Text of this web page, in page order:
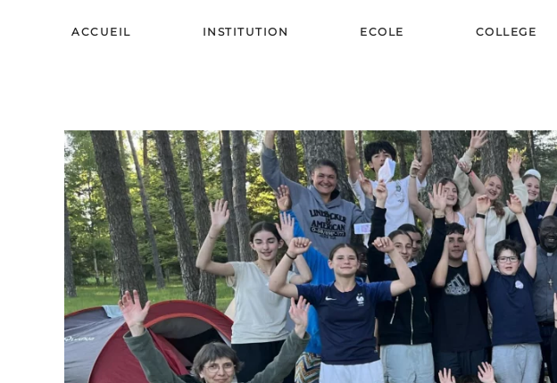
ACCUEIL INSTITUTION ECOLE COLLEGE